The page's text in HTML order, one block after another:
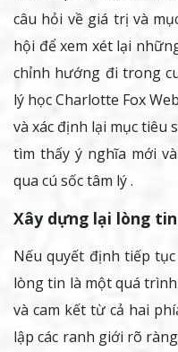
câu hỏi về giá trị và
hội để xem xét lại
chỉnh hướng đi trong
lý học Charlotte Fox
và xác định lại mục
tìm thấy ý nghĩa mới
qua cú sốc tâm lý .​
Xây dựng lại lòng
Nếu quyết định tiếp
lòng tin là một quá
và cam kết từ cả hai
lập các ranh giới rõ